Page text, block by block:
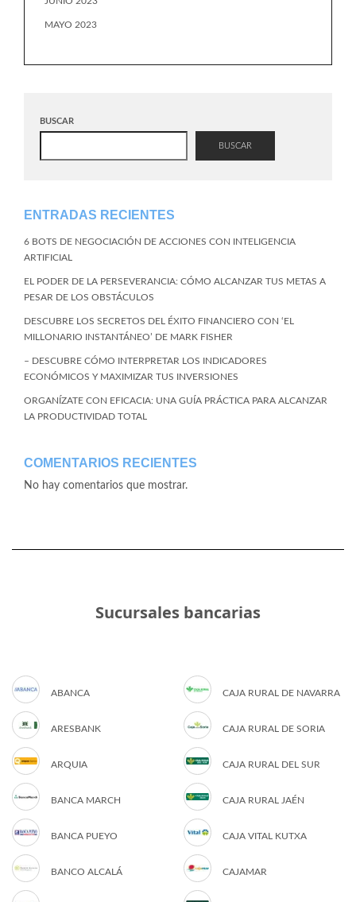
MAYO 2023
BUSCAR
BUSCAR
ENTRADAS RECIENTES
6 BOTS DE NEGOCIACIÓN DE ACCIONES CON INTELIGENCIA
ARTIFICIAL
EL PODER DE LA PERSEVERANCIA: CÓMO ALCANZAR TUS METAS A
PESAR DE LOS OBSTÁCULOS
DESCUBRE LOS SECRETOS DEL ÉXITO FINANCIERO CON ‘EL
MILLONARIO INSTANTÁNEO’ DE MARK FISHER
– DESCUBRE CÓMO INTERPRETAR LOS INDICADORES
ECONÓMICOS Y MAXIMIZAR TUS INVERSIONES
ORGANÍZATE CON EFICACIA: UNA GUÍA PRÁCTICA PARA ALCANZAR
LA PRODUCTIVIDAD TOTAL
COMENTARIOS RECIENTES
No hay comentarios que mostrar.
Sucursales bancarias
ABANCA
ARESBANK
ARQUIA
BANCA MARCH
BANCA PUEYO
BANCO ALCALÁ
CAJA RURAL DE NAVARRA
CAJA RURAL DE SORIA
CAJA RURAL DEL SUR
CAJA RURAL JAÉN
CAJA VITAL KUTXA
CAJAMAR